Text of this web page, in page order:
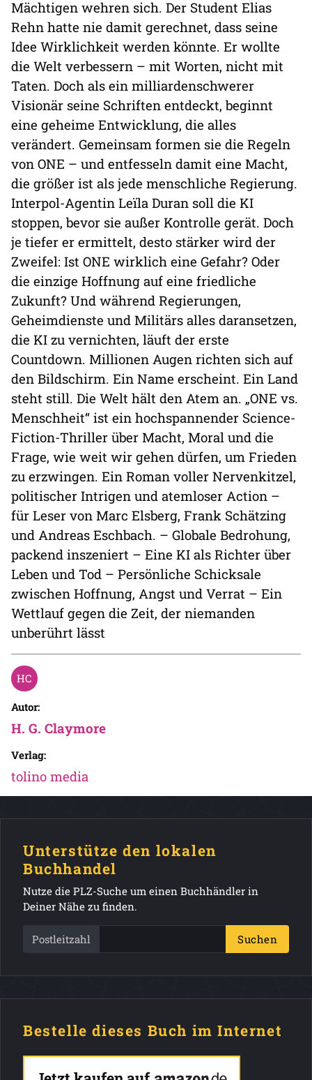
Mächtigen wehren sich. Der Student Elias
Rehn hatte nie damit gerechnet, dass seine
Idee Wirklichkeit werden könnte. Er wollte
die Welt verbessern – mit Worten, nicht mit
Taten. Doch als ein milliardenschwerer
Visionär seine Schriften entdeckt, beginnt
eine geheime Entwicklung, die alles
verändert. Gemeinsam formen sie die Regeln
von ONE – und entfesseln damit eine Macht,
die größer ist als jede menschliche Regierung.
Interpol-Agentin Leïla Duran soll die KI
stoppen, bevor sie außer Kontrolle gerät. Doch
je tiefer er ermittelt, desto stärker wird der
Zweifel: Ist ONE wirklich eine Gefahr? Oder
die einzige Hoffnung auf eine friedliche
Zukunft? Und während Regierungen,
Geheimdienste und Militärs alles daransetzen,
die KI zu vernichten, läuft der erste
Countdown. Millionen Augen richten sich auf
den Bildschirm. Ein Name erscheint. Ein Land
steht still. Die Welt hält den Atem an. „ONE vs.
Menschheit“ ist ein hochspannender Science-
Fiction-Thriller über Macht, Moral und die
Frage, wie weit wir gehen dürfen, um Frieden
zu erzwingen. Ein Roman voller Nervenkitzel,
politischer Intrigen und atemloser Action –
für Leser von Marc Elsberg, Frank Schätzing
und Andreas Eschbach. – Globale Bedrohung,
packend inszeniert – Eine KI als Richter über
Leben und Tod – Persönliche Schicksale
zwischen Hoffnung, Angst und Verrat – Ein
Wettlauf gegen die Zeit, der niemanden
unberührt lässt
Autor:
H. G. Claymore
Verlag:
tolino media
Unterstütze den lokalen
Buchhandel
Nutze die PLZ-Suche um einen Buchhändler in
Deiner Nähe zu finden.
Postleitzahl Suchen
Bestelle dieses Buch im Internet